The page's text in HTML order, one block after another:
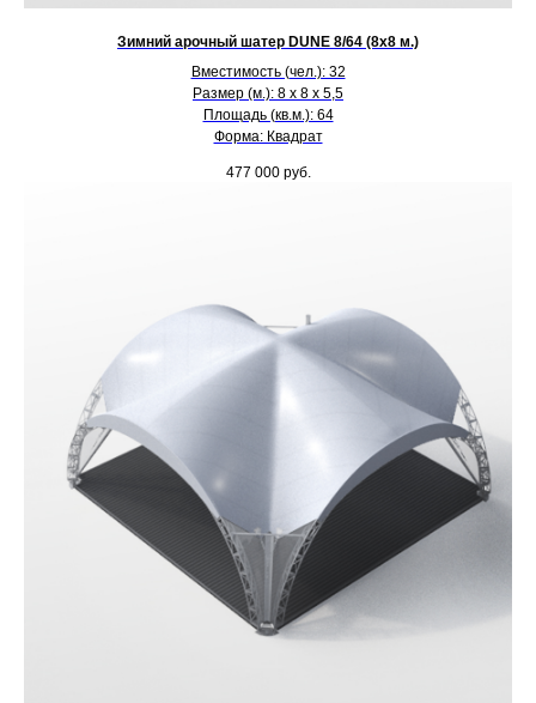
Зимний арочный шатер DUNE 8/64 (8х8 м.)
Вместимость (чел.): 32
Размер (м.): 8 х 8 х 5,5
Площадь (кв.м.): 64
Форма: Квадрат
477 000 руб.